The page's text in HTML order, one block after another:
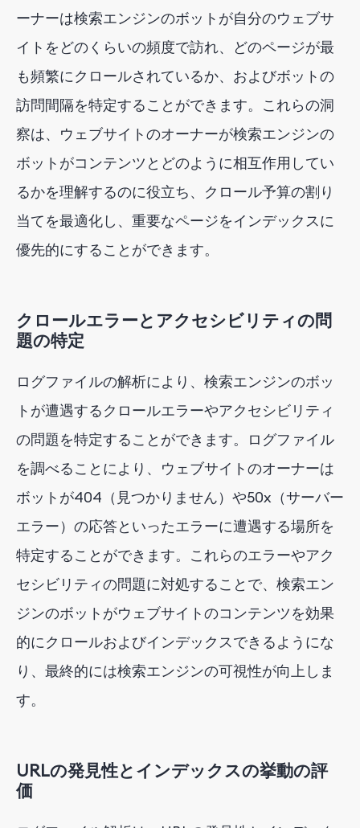
ーナーは検索エンジンのボットが自分のウェブサ
イトをどのくらいの頻度で訪れ、どのページが最
も頻繁にクロールされているか、およびボットの
訪問間隔を特定することができます。これらの洞
察は、ウェブサイトのオーナーが検索エンジンの
ボットがコンテンツとどのように相互作用してい
るかを理解するのに役立ち、クロール予算の割り
当てを最適化し、重要なページをインデックスに
優先的にすることができます。
クロールエラーとアクセシビリティの問
題の特定
ログファイルの解析により、検索エンジンのボッ
トが遭遇するクロールエラーやアクセシビリティ
の問題を特定することができます。ログファイル
を調べることにより、ウェブサイトのオーナーは
ボットが404（見つかりません）や50x（サーバー
エラー）の応答といったエラーに遭遇する場所を
特定することができます。これらのエラーやアク
セシビリティの問題に対処することで、検索エン
ジンのボットがウェブサイトのコンテンツを効果
的にクロールおよびインデックスできるようにな
り、最終的には検索エンジンの可視性が向上しま
す。
URLの発見性とインデックスの挙動の評
価